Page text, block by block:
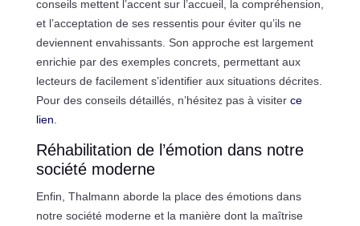
conseils mettent l’accent sur l’accueil, la compréhension,
et l’acceptation de ses ressentis pour éviter qu’ils ne
deviennent envahissants. Son approche est largement
enrichie par des exemples concrets, permettant aux
lecteurs de facilement s’identifier aux situations décrites.
Pour des conseils détaillés, n’hésitez pas à visiter ce
lien
Réhabilitation de l’émotion dans notre
société moderne
Enfin, Thalmann aborde la place des émotions dans
notre société moderne et la manière dont la maîtrise